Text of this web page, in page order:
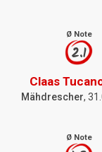
Ø Note
2.1
Claas
Mähdrescher,
Ø Note